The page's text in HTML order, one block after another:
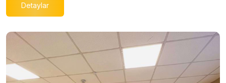
Detaylar